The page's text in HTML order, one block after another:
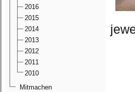
2016
2015
2014
2013
2012
2011
2010
Mitmachen